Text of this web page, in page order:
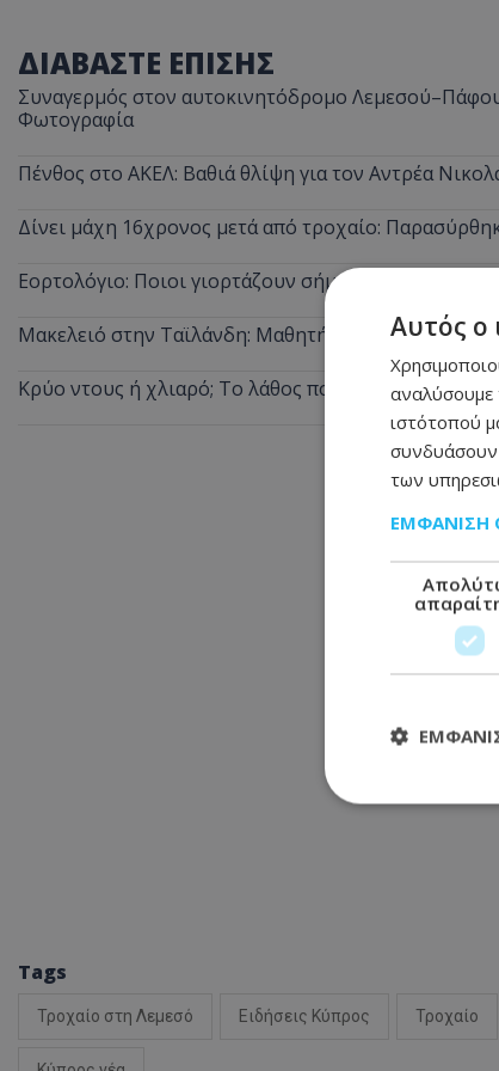
ΔΙΑΒΑΣΤΕ ΕΠΙΣΗΣ
Συναγερμός στον αυτοκινητόδρομο
Φωτογραφία
Πένθος στο ΑΚΕΛ: Βαθιά θλίψη για τον Αντρέα
Δίνει μάχη 16χρονος μετά από τροχαίο:
Εορτολόγιο: Ποιοι γιορτάζουν σήμερα
Μακελειό στην Ταϊλάνδη: Μαθητής άνοιξε πυρ σε
Κρύο ντους ή χλιαρό; Το λάθος που κάνουμε τις
Tags
Τροχαίο στη Λεμεσό Ειδήσεις Κύπρος Τροχαίο
Αυτός ο
αναλύσουμε
ιστότοπού
συνδυάσουν
των
ΕΜΦΆΝΙΣΗ